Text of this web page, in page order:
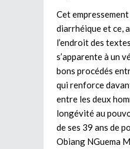
Cet empressement
diarrhéique et ce,
l’endroit des
s’apparente à un
bons procédés
qui renforce
entre les deux
longévité au
de ses 39 ans de
Obiang NGuema